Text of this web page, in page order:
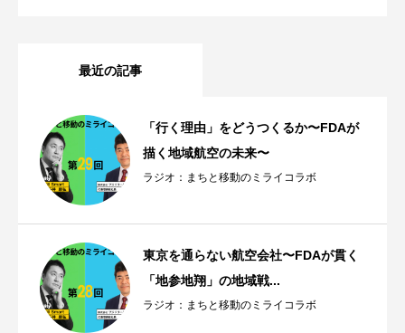
最近の記事
「行く理由」をどうつくるか〜FDAが
描く地域航空の未来〜
ラジオ：まちと移動のミライコラボ
東京を通らない航空会社〜FDAが貫く
「地参地翔」の地域戦...
ラジオ：まちと移動のミライコラボ